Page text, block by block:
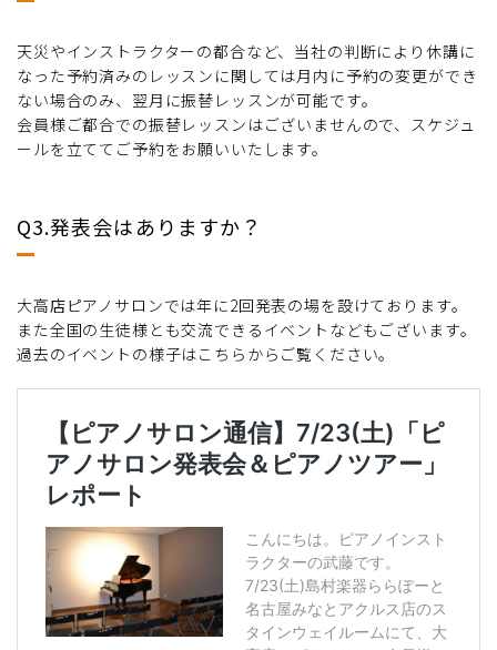
天災やインストラクターの都合など、当社の判断により休講に
なった予約済みのレッスンに関しては月内に予約の変更ができ
ない場合のみ、翌月に振替レッスンが可能です。
会員様ご都合での振替レッスンはございませんので、スケジュ
ールを立ててご予約をお願いいたします。
Q3.発表会はありますか？
大高店ピアノサロンでは年に2回発表の場を設けております。
また全国の生徒様とも交流できるイベントなどもございます。
過去のイベントの様子はこちらからご覧ください。